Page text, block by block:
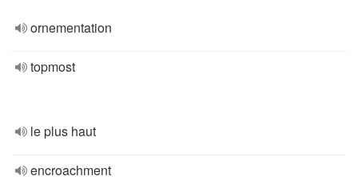
ornementation
topmost
le plus haut
encroachment